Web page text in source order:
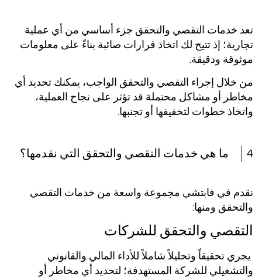
تعد خدمات التقصي والتحقق جزء أساسي من أي عملية
تجارية؛ إذ تتيح لك اتخاذ قرارات صائبة بناءً على معلومات
موثوقة ودقيقة.
من خلال إجراء التقصي والتحقق الواجب، يمكنك تحديد أي
مخاطر أو مشاكل محتملة قد تؤثر على نجاح العملية،
واتخاذ خطوات لتخفيفها أو تجنبها.
4 ما هي خدمات التقصي والتحقق التي نقدمها؟
نقدم في فابتشي مجموعة واسعة من خدمات التقصي
والتحقق ومنها:
التقصي والتحقق للشركات
يجري تحقيقاً وتحليلاً شاملاً للأداء المالي والقانوني
والتشغيلي للشركة المستهدفة؛ لتحديد أي مخاطر أو